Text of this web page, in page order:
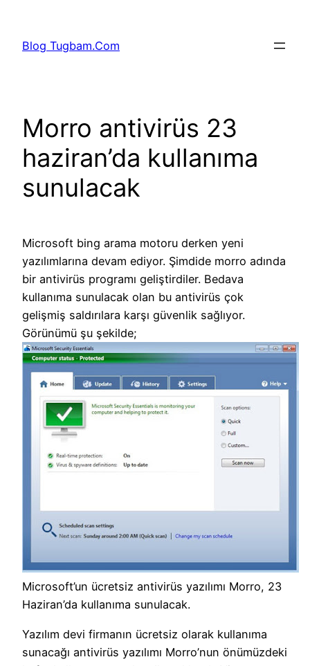
Blog Tugbam.Com
Morro antivirüs 23
haziran’da kullanıma
sunulacak
Microsoft bing arama motoru derken yeni
yazılımlarına devam ediyor. Şimdide morro adında
bir antivirüs programı geliştirdiler. Bedava
kullanıma sunulacak olan bu antivirüs çok
gelişmiş saldırılara karşı güvenlik sağlıyor.
Görünümü şu şekilde;
Microsoft’un ücretsiz antivirüs yazılımı Morro, 23
Haziran’da kullanıma sunulacak.
Yazılım devi firmanın ücretsiz olarak kullanıma
sunacağı antivirüs yazılımı Morro’nun önümüzdeki